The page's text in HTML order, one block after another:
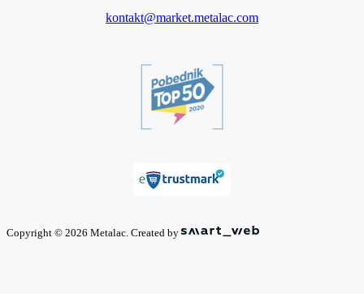
kontakt@market.metalac.com
Copyright © 2026 Metalac. Created by